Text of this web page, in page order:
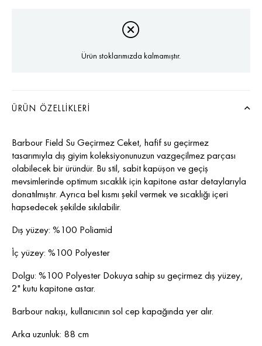
Ürün stoklarımızda kalmamıştır.
ÜRÜN ÖZELLIKLERI
Barbour Field Su Geçirmez Ceket, hafif su geçirmez
tasarımıyla dış giyim koleksiyonunuzun vazgeçilmez parçası
olabilecek bir üründür. Bu stil, sabit kapüşon ve geçiş
mevsimlerinde optimum sıcaklık için kapitone astar detaylarıyla
donatılmıştır. Ayrıca bel kısmı şekil vermek ve sıcaklığı içeri
hapsedecek şekilde sıkılabilir.
Dış yüzey: %100 Poliamid
İç yüzey: %100 Polyester
Dolgu: %100 Polyester Dokuya sahip su geçirmez dış yüzey,
2" kutu kapitone astar.
Barbour nakışı, kullanıcının sol cep kapağında yer alır.
Arka uzunluk: 88 cm